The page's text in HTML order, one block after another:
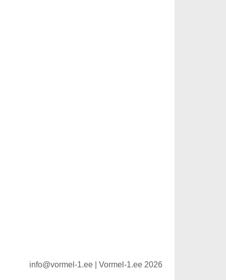
info@vormel-1.ee | Vormel-1.ee 2026